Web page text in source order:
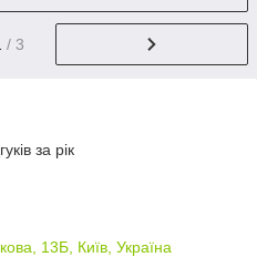
/ 3
за рік
13Б, Київ, Україна